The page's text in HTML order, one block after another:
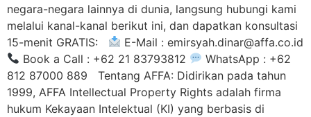
negara-negara lainnya di dunia, langsung hubungi kami
melalui kanal-kanal berikut ini, dan dapatkan konsultasi
15-menit GRATIS:
E-Mail :emirsyah.dinar@affa.co.id
Book a Call : +62 21 83793812
WhatsApp : +62
812 87000 889 Tentang AFFA: Didirikan pada tahun
1999, AFFA Intellectual Property Rights adalah firma
hukum Kekayaan Intelektual (KI) yang berbasis di